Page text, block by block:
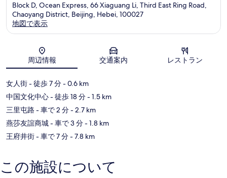
Block D, Ocean Express, 66 Xiaguang Li, Third East Ring Road,
Chaoyang District, Beijing, Hebei, 100027
地図で表示
周辺情報 交通案内 レストラン
女人街- 徒歩 7 分- 0.6 km
中国文化中心- 徒歩 18 分- 1.5 km
三里屯路 - 車で 2 分- 2.7 km
燕莎友誼商城- 車で 3 分- 1.8 km
王府井街- 車で 7 分- 7.8 km
この施設について